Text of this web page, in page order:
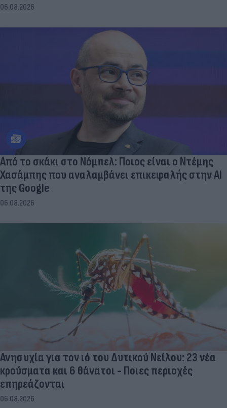
06.08.2026
Από το σκάκι στο Νόμπελ: Ποιος είναι ο Ντέμης
Χασάμπης που αναλαμβάνει επικεφαλής στην ΑΙ
της Google
06.08.2026
Ανησυχία για τον ιό του Δυτικού Νείλου: 23 νέα
κρούσματα και 6 θάνατοι - Ποιες περιοχές
επηρεάζονται
06.08.2026